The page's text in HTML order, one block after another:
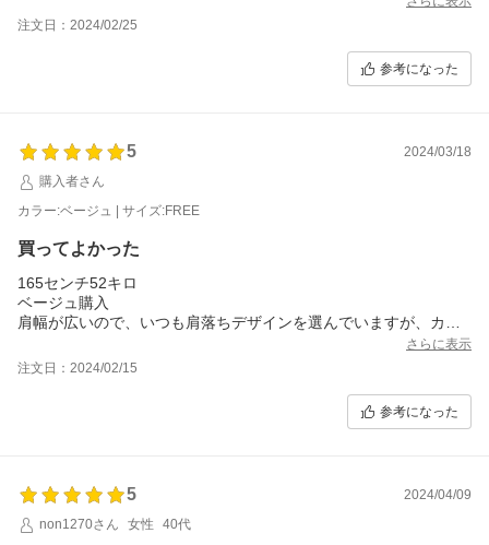
注文日：2024/02/25
参考になった
5
2024/03/18
購入者さん
カラー:ベージュ | サイズ:FREE
買ってよかった
165センチ52キロ
ベージュ購入
肩幅が広いので、いつも肩落ちデザインを選んでいますが、カジ
ュアルすぎるのも顔に似合わず、色々探していたところ、この袖
が可愛いこのデザインが目にとまりました！
さらに表示
注文日：2024/02/15
参考になった
5
2024/04/09
non1270さん
女性
40代